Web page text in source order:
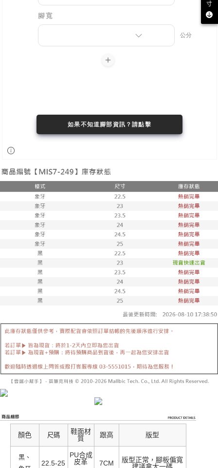
顏色 尺碼
鞋面材
質
跟高 版型
黑、
22.5-25
PU合成
皮革
7CM
版型正常，腳板偏寬
建議拿大一碼
寸